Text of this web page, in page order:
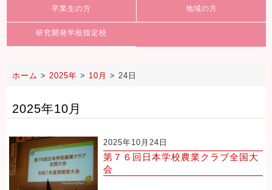
卒業生の方 地域の方
研究開発学校指定校
ホーム > 2025年 > 10月 > 24日
2025年10月
2025年10月24日
第７６回日本学校農業クラブ全国大
会